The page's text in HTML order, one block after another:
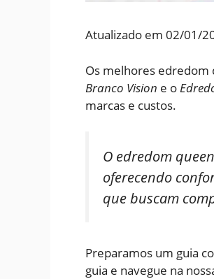
Atualizado em 02/01/
Os melhores edredom
Branco Vision e o
marcas e custos.
O edredom
oferecendo
que buscam
Preparamos um guia
guia e navegue na